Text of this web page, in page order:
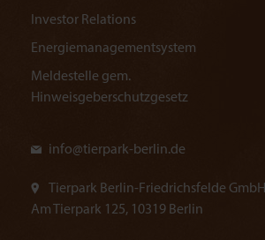
Investor Relations
Energiemanagementsystem
Meldestelle gem.
Hinweisgeberschutzgesetz
info@tierpark-berlin.de
Tierpark Berlin-Friedrichsfelde GmbH
Am Tierpark 125, 10319 Berlin